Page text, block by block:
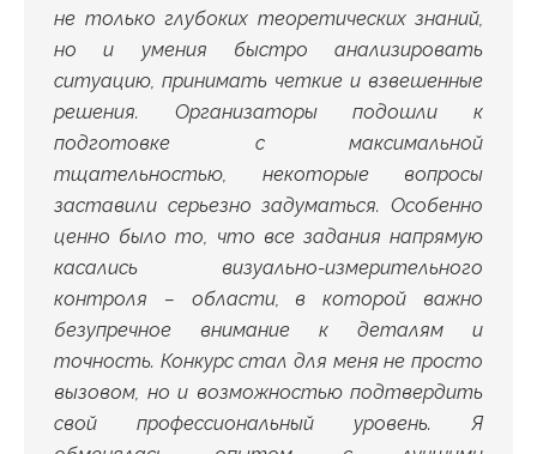
не только глубоких теоретических знаний,
но и умения быстро анализировать
ситуацию, принимать четкие и взвешенные
решения. Организаторы подошли к
подготовке с максимальной
тщательностью, некоторые вопросы
заставили серьезно задуматься. Особенно
ценно было то, что все задания напрямую
касались визуально-измерительного
контроля – области, в которой важно
безупречное внимание к деталям и
точность. Конкурс стал для меня не просто
вызовом, но и возможностью подтвердить
свой профессиональный уровень. Я